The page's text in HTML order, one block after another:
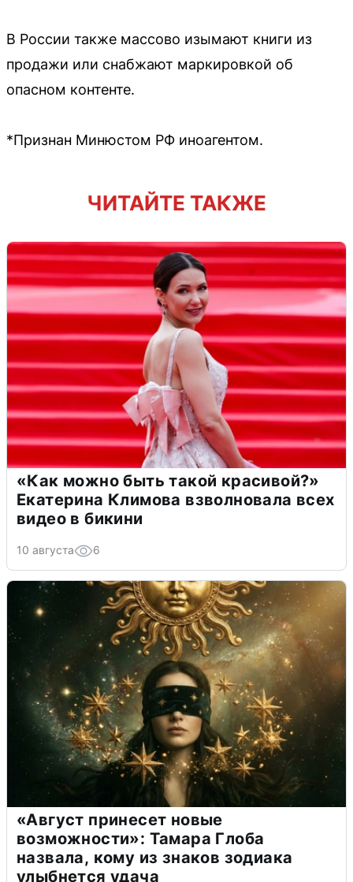
В России также массово изымают книги из
продажи или снабжают маркировкой об
опасном контенте.
*Признан Минюстом РФ иноагентом.
ЧИТАЙТЕ ТАКЖЕ
«Как можно быть такой красивой?»
Екатерина Климова взволновала всех
видео в бикини
10 августа 6
«Август принесет новые
возможности»: Тамара Глоба
назвала, кому из знаков зодиака
улыбнется удача